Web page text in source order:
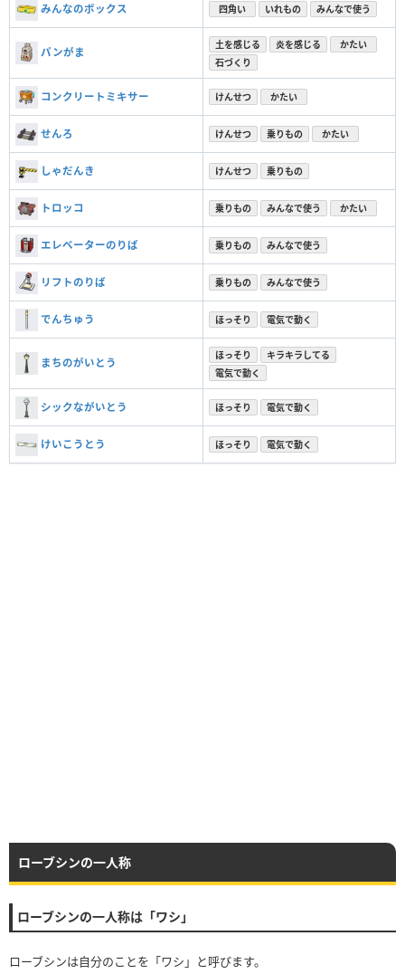
みんなのボックス 四角い いれもの みんなで使う
パンがま
土を感じる 炎を感じる
かたい
石づくり
コンクリートミキサー けんせつ かたい
せんろ けんせつ 乗りもの かたい
しゃだんき けんせつ 乗りもの
トロッコ 乗りもの みんなで使う かたい
エレベーターのりば 乗りもの みんなで使う
リフトのりば 乗りもの みんなで使う
でんちゅう ほっそり 電気で動く
まちのがいとう
ほっそり
キラキラしてる
電気で動く
シックながいとう ほっそり 電気で動く
けいこうとう ほっそり 電気で動く
ローブシンの一人称
ローブシンの一人称は「ワシ」
ローブシンは自分のことを「ワシ」と呼びます。